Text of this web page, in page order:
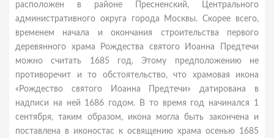
расположен в районе Пресненский, Центрального
административного округа города Москвы. Скорее всего,
временем начала и окончания строительства первого
деревянного храма Рождества святого Иоанна Предтечи
можно считать 1685 год. Этому предположению не
противоречит и то обстоятельство, что храмовая икона
«Рождество святого Иоанна Предтечи» датирована в
надписи на ней 1686 годом. В то время год начинался 1
сентября, таким образом, икона могла быть закончена и
поставлена в иконостас к освящению храма осенью 1685